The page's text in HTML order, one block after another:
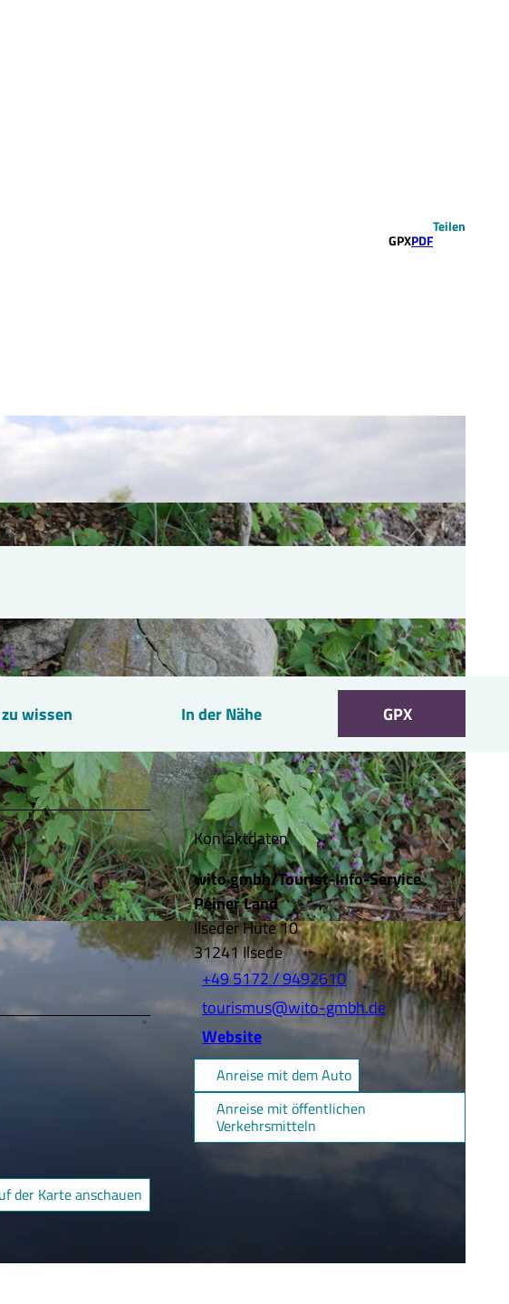
GPXPDF
Teilen
wissen In der Nähe GPX
der Karte anschauen
Kontaktdaten
wito gmbh/Tourist-Info-Service
Peiner Land
Ilseder Hüte 10
31241Ilsede
+49 5172 / 9492610
tourismus@wito-gmbh.de
Website
Anreise mit dem Auto
Anreise mit öffentlichen
Verkehrsmitteln